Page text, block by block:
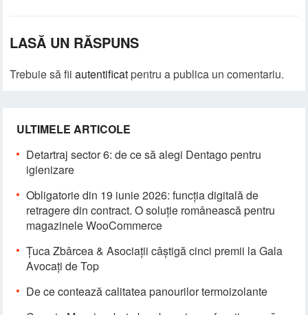
LASĂ UN RĂSPUNS
Trebuie să fiiautentificat pentru a publica un comentariu.
ULTIMELE ARTICOLE
Detartraj sector 6: de ce să alegi Dentago pentru
igienizare
Obligatorie din 19 iunie 2026: funcția digitală de
retragere din contract. O soluție românească pentru
magazinele WooCommerce
Țuca Zbârcea & Asociații câștigă cinci premii la Gala
Avocați de Top
De ce contează calitatea panourilor termoizolante